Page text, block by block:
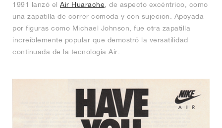
1991 lanzó el Air Huarache, de aspecto excéntrico, como
una zapatilla de correr cómoda y con sujeción. Apoyada
por figuras como Michael Johnson, fue otra zapatilla
increíblemente popular que demostró la versatilidad
continuada de la tecnología Air.